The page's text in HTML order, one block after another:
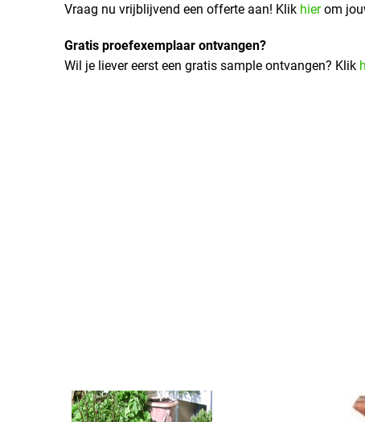
Vraag nu vrijblijvend een offerte aan! Klik hierom
Gratis proefexemplaar ontvangen?
Wil je liever eerst een gratis sample ontvangen? Klik